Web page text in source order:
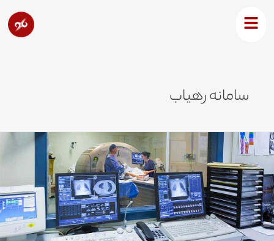
سامانه رهیاب
نقش
سامانه
پیامکی
در
مراکز
درمانی